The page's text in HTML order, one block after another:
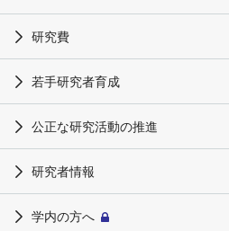
研究費
若手研究者育成
公正な研究活動の推進
研究者情報
学内の方へ